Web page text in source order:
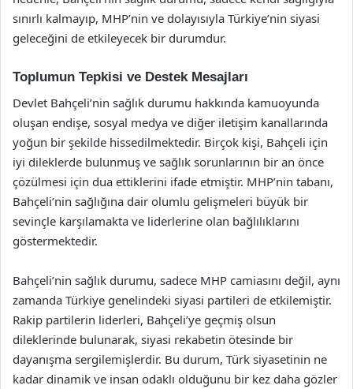
sınırlı kalmayıp, MHP’nin ve dolayısıyla Türkiye’nin siyasi
geleceğini de etkileyecek bir durumdur.
Toplumun Tepkisi ve Destek Mesajları
Devlet Bahçeli’nin sağlık durumu hakkında kamuoyunda
oluşan endişe, sosyal medya ve diğer iletişim kanallarında
yoğun bir şekilde hissedilmektedir. Birçok kişi, Bahçeli için
iyi dileklerde bulunmuş ve sağlık sorunlarının bir an önce
çözülmesi için dua ettiklerini ifade etmiştir. MHP’nin tabanı,
Bahçeli’nin sağlığına dair olumlu gelişmeleri büyük bir
sevinçle karşılamakta ve liderlerine olan bağlılıklarını
göstermektedir.
Bahçeli’nin sağlık durumu, sadece MHP camiasını değil, aynı
zamanda Türkiye genelindeki siyasi partileri de etkilemiştir.
Rakip partilerin liderleri, Bahçeli’ye geçmiş olsun
dileklerinde bulunarak, siyasi rekabetin ötesinde bir
dayanışma sergilemişlerdir. Bu durum, Türk siyasetinin ne
kadar dinamik ve insan odaklı olduğunu bir kez daha gözler